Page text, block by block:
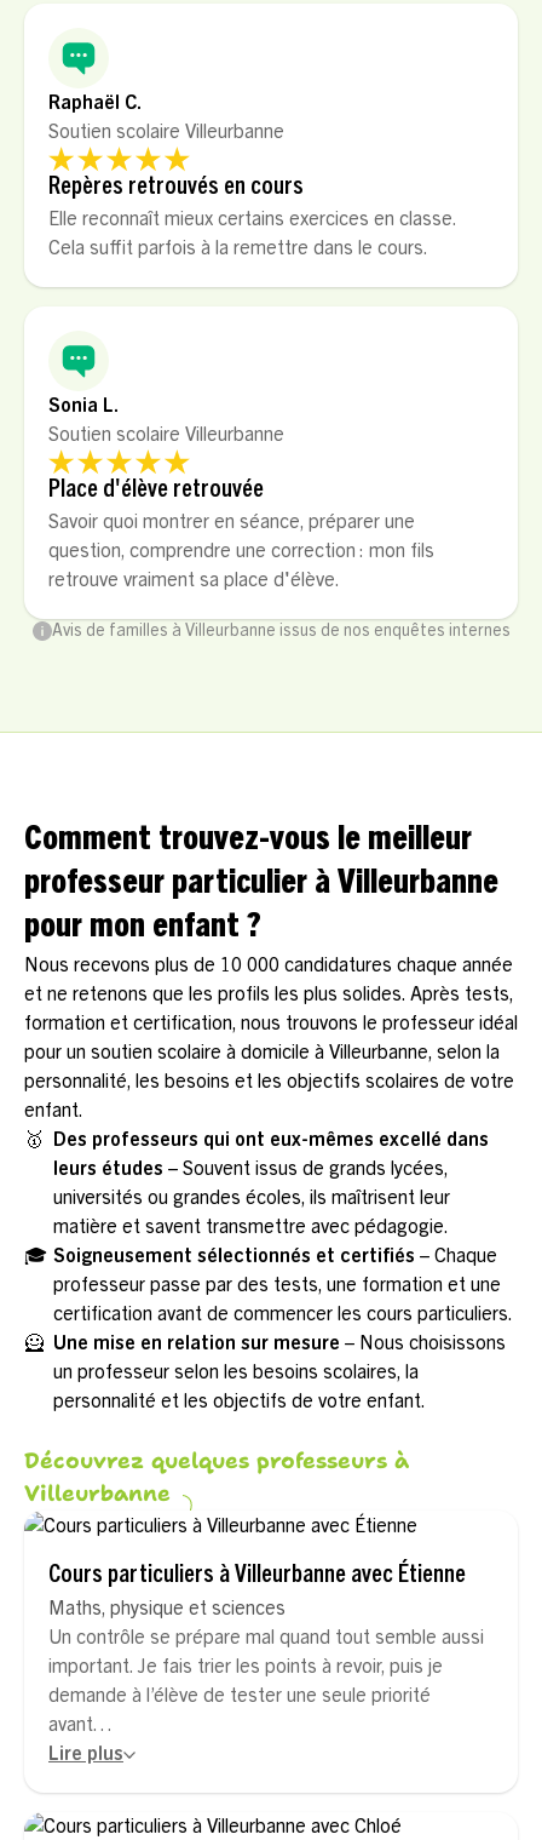
Raphaël C.
Soutien scolaire Villeurbanne
Repères retrouvés en cours
Elle reconnaît mieux certains exercices en classe.
Cela suffit parfois à la remettre dans le cours.
Sonia L.
Soutien scolaire Villeurbanne
Place d'élève retrouvée
Savoir quoi montrer en séance, préparer une
question, comprendre une correction : mon fils
retrouve vraiment sa place d'élève.
Avis de familles à Villeurbanne issus de nos enquêtes internes
Comment trouvez-vous le meilleur
professeur particulier à Villeurbanne
pour mon enfant ?
Nous recevons plus de 10 000 candidatures chaque année
et ne retenons que les profils les plus solides. Après tests,
formation et certification, nous trouvons le professeur idéal
pour un soutien scolaire à domicile à Villeurbanne, selon la
personnalité, les besoins et les objectifs scolaires de votre
enfant.
🥇
Des professeurs qui ont eux-mêmes excellé dans
leurs études – Souvent issus de grands lycées,
universités ou grandes écoles, ils maîtrisent leur
matière et savent transmettre avec pédagogie.
🎓 Soigneusement sélectionnés et certifiés – Chaque
professeur passe par des tests, une formation et une
certification avant de commencer les cours particuliers.
🦸 Une mise en relation sur mesure – Nous choisissons
un professeur selon les besoins scolaires, la
personnalité et les objectifs de votre enfant.
Découvrez quelques professeurs à
Villeurbanne
Cours particuliers à Villeurbanne avec Étienne
Maths, physique et sciences
Un contrôle se prépare mal quand tout semble aussi
important. Je fais trier les points à revoir, puis je
demande à l’élève de tester une seule priorité
avant…
Lire plus